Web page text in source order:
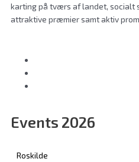
karting på tværs af landet, socialt
attraktive præmier samt aktiv
Events 2026
Roskilde